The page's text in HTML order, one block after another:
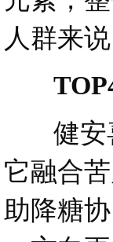
人群来
TOP4
健安喜
它融合
助降糖